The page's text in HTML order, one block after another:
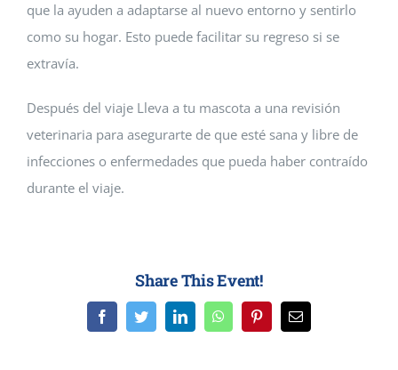
que la ayuden a adaptarse al nuevo entorno y sentirlo
como su hogar. Esto puede facilitar su regreso si se
extravía.
Después del viaje Lleva a tu mascota a una revisión
veterinaria para asegurarte de que esté sana y libre de
infecciones o enfermedades que pueda haber contraído
durante el viaje.
Share This Event!
FacebookTwitterLinkedInWhatsAppPinterestCorreo